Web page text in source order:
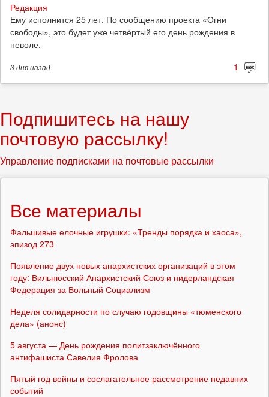
Редакция
Ему исполнится 25 лет. По сообщению проекта «Огни
свободы», это будет уже четвёртый его день рождения в
неволе.
3 дняназад 1
Подпишитесь на нашу
почтовую рассылку!
Управление подписками на почтовые рассылки
Все материалы
Фальшивые елочные игрушки: «Тренды порядка и хаоса»,
эпизод 273
Появление двух новых анархистских организаций в этом
году: Вильнюсский Анархистский Союз и нидерландская
Федерация за Вольный Социализм
Неделя солидарности по случаю годовщины «тюменского
дела» (анонс)
5 августа — День рождения политзаключённого
антифашиста Савелия Фролова
Пятый год войны и сослагательное рассмотрение недавних
событий